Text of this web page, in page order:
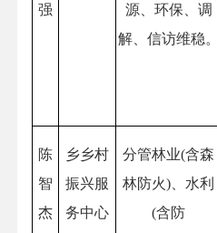
强
源、环保、调
解、信访维稳。
陈
智
杰
乡乡村
振兴服
务中心
分管林业(含森
林防火)、水利
(含防